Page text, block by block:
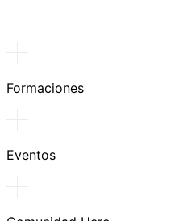
Formaciones
Eventos